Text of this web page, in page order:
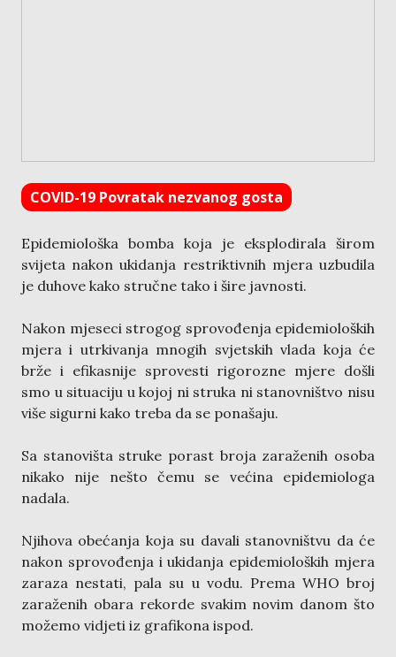
COVID-19 Povratak nezvanog gosta
Epidemiološka bomba koja je eksplodirala širom
svijeta nakon ukidanja restriktivnih mjera uzbudila
je duhove kako stručne tako i šire javnosti.
Nakon mjeseci strogog sprovođenja epidemioloških
mjera i utrkivanja mnogih svjetskih vlada koja će
brže i efikasnije sprovesti rigorozne mjere došli
smo u situaciju u kojoj ni struka ni stanovništvo nisu
više sigurni kako treba da se ponašaju.
Sa stanovišta struke porast broja zaraženih osoba
nikako nije nešto čemu se većina epidemiologa
nadala.
Njihova obećanja koja su davali stanovništvu da će
nakon sprovođenja i ukidanja epidemioloških mjera
zaraza nestati, pala su u vodu. Prema WHO broj
zaraženih obara rekorde svakim novim danom što
možemo vidjeti iz grafikona ispod.